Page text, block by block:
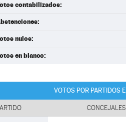
contabilizados:
nulos:
en blanco:
VOTOS POR PARTIDOS
CONCEJALES